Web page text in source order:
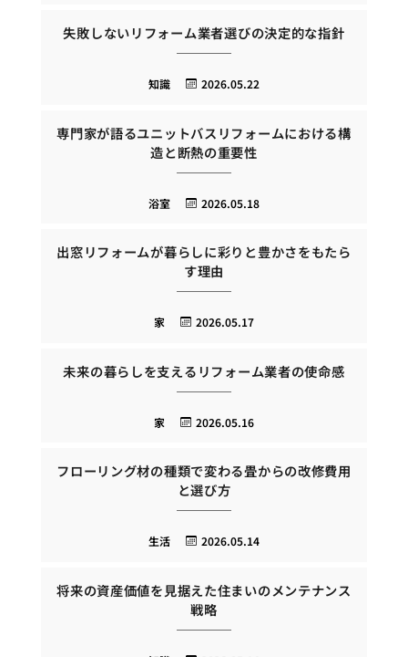
失敗しないリフォーム業者選びの決定的な指針
2026.05.22
知識
専門家が語るユニットバスリフォームにおける構
造と断熱の重要性
2026.05.18
浴室
出窓リフォームが暮らしに彩りと豊かさをもたら
す理由
2026.05.17
家
未来の暮らしを支えるリフォーム業者の使命感
2026.05.16
家
フローリング材の種類で変わる畳からの改修費用
と選び方
2026.05.14
生活
将来の資産価値を見据えた住まいのメンテナンス
戦略